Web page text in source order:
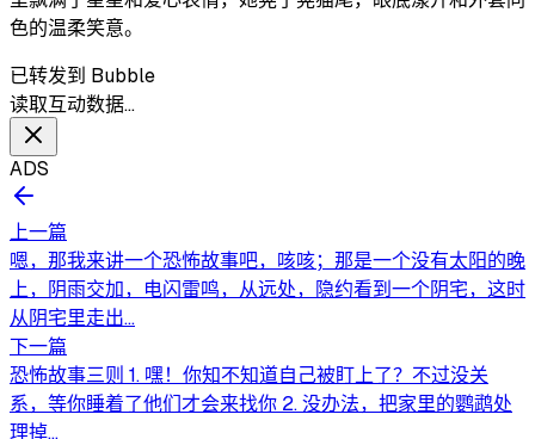
色的温柔笑意。
已转发到 Bubble
读取互动数据…
ADS
上一篇
嗯，那我来讲一个恐怖故事吧，咳咳；那是一个没有太阳的晚
上，阴雨交加，电闪雷鸣，从远处，隐约看到一个阴宅，这时
从阴宅里走出...
下一篇
恐怖故事三则 1. 嘿！你知不知道自己被盯上了？不过没关
系，等你睡着了他们才会来找你 2. 没办法，把家里的鹦鹉处
理掉...